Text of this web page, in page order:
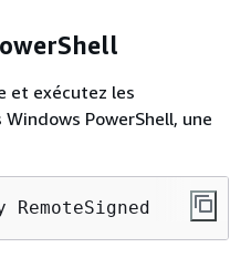
et exécutez les
PowerShell, une